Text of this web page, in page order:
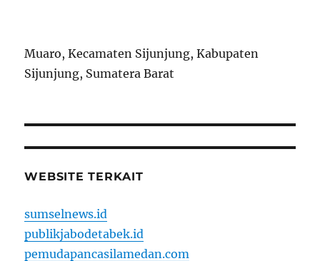
Muaro, Kecamaten Sijunjung, Kabupaten
Sijunjung, Sumatera Barat
WEBSITE TERKAIT
sumselnews.id
publikjabodetabek.id
pemudapancasilamedan.com